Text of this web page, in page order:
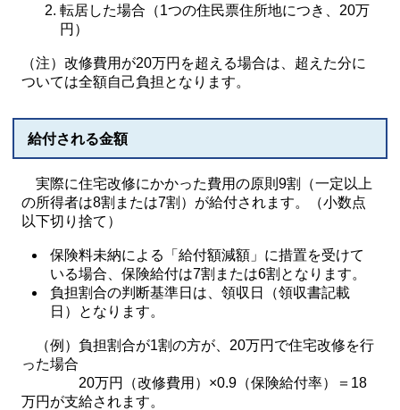
転居した場合（1つの住民票住所地につき、20万
円）
（注）改修費用が20万円を超える場合は、超えた分に
ついては全額自己負担となります。
給付される金額
実際に住宅改修にかかった費用の原則9割（一定以上
の所得者は8割または7割）が給付されます。（小数点
以下切り捨て）
保険料未納による「給付額減額」に措置を受けて
いる場合、保険給付は7割または6割となります。
負担割合の判断基準日は、領収日（領収書記載
日）となります。
（例）負担割合が1割の方が、20万円で住宅改修を行
った場合
20万円（改修費用）×0.9（保険給付率）＝18
万円が支給されます。